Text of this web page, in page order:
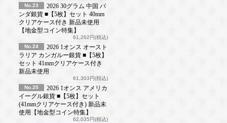
No.23
2026 30グラム 中国 パ
ンダ銀貨 ■【5枚】セット 40mm
クリアケース付き 新品未使用
【地金型コイン特集】
61,262円(税込)
No.24
2026 1オンス オースト
ラリア カンガルー銀貨 ■【5枚】
セット 41mmクリアケース付き
新品未使用
61,303円(税込)
No.25
2026 1オンス アメリカ
イーグル銀貨 ■【5枚】セット
(41mmクリアケース付き) 新品未
使用【地金型コイン特集】
62,035円(税込)